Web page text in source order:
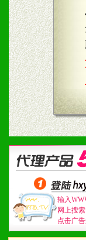
输入
网上搜索
点击广